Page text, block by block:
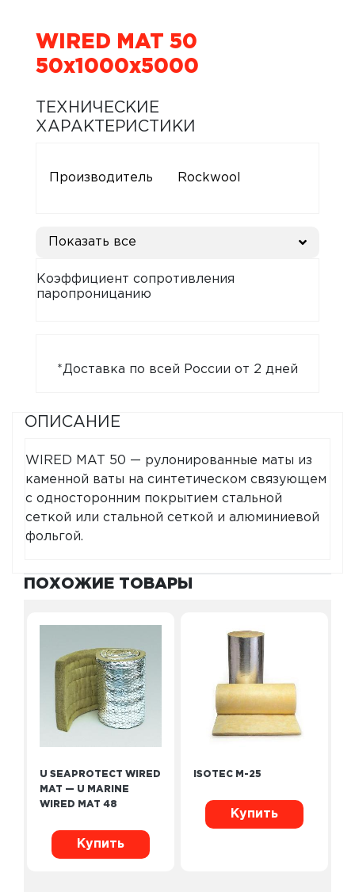
WIRED MAT 50
50x1000x5000
ТЕХНИЧЕСКИЕ
ХАРАКТЕРИСТИКИ
Производитель Rockwool
Показать все
Коэффициент сопротивления
паропроницанию
*Доставка по всей России от 2 дней
ОПИСАНИЕ
WIRED MAT 50 — рулонированные маты из
каменной ваты на синтетическом связующем
с односторонним покрытием стальной
сеткой или стальной сеткой и алюминиевой
фольгой.
ПОХОЖИЕ ТОВАРЫ
U SEAPROTECT WIRED
MAT — U MARINE
WIRED MAT 48
Купить
ISOTEC M-25
Купить